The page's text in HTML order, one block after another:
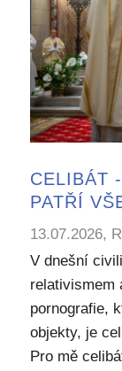
CELIBÁT
PATŘÍ
13.07.2026,
V dnešní
relativismem
pornografie,
objekty, je
Pro mě